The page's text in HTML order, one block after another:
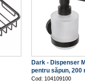
Dark - Dispenser
pentru săpun, 200
Cod: 104109100